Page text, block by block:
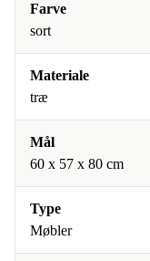
Farve
sort
Materiale
træ
Mål
60 x 57 x 80 cm
Type
Møbler